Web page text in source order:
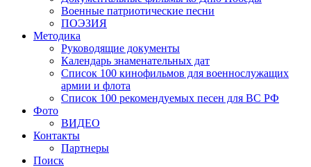
Военные патриотические песни
ПОЭЗИЯ
Методика
Руководящие документы
Календарь знаменательных дат
Список 100 кинофильмов для военнослужащих
армии и флота
Список 100 рекомендуемых песен для ВС РФ
Фото
ВИДЕО
Контакты
Партнеры
Поиск